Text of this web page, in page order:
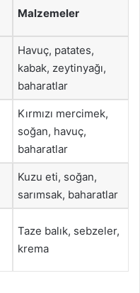
Malzemeler
Havuç, patates,
kabak, zeytinyağı,
baharatlar
Kırmızı mercimek,
soğan, havuç,
baharatlar
Kuzu eti, soğan,
sarımsak, baharatlar
Taze balık, sebzeler,
krema